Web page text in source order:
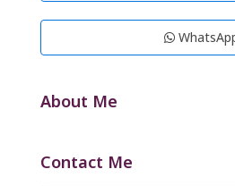
About Me
Contact Me